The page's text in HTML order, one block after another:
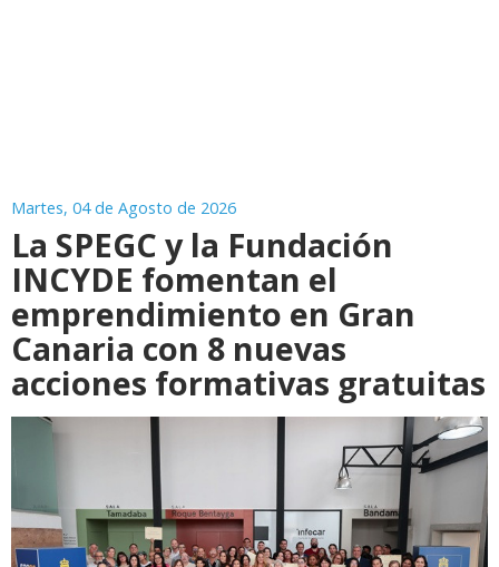
Martes, 04 de Agosto de 2026
La SPEGC y la Fundación
INCYDE fomentan el
emprendimiento en Gran
Canaria con 8 nuevas
acciones formativas gratuitas